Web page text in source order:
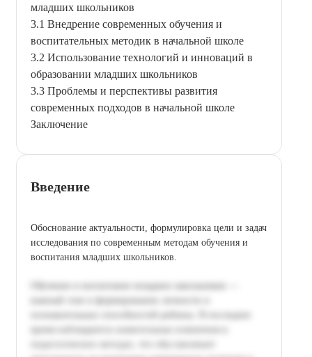
младших школьников
3.1 Внедрение современных обучения и
воспитательных методик в начальной школе
3.2 Использование технологий и инноваций в
образовании младших школьников
3.3 Проблемы и перспективы развития
современных подходов в начальной школе
Заключение
Введение
Обоснование актуальности, формулировка цели и задач
исследования по современным методам обучения и
воспитания младших школьников.